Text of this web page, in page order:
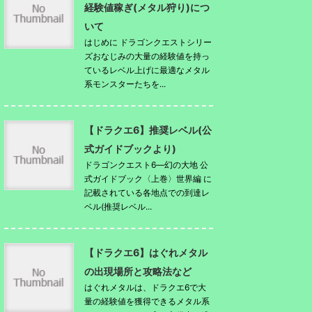
経験値稼ぎ(メタル狩り)につ
いて
はじめに ドラゴンクエストシリー
ズおなじみの大量の経験値を持っ
ているレベル上げに最適なメタル
系モンスターたちを...
【ドラクエ6】推奨レベル(公
式ガイドブックより)
ドラゴンクエスト6―幻の大地 公
式ガイドブック〈上巻〉世界編 に
記載されている各地点での到達レ
ベル(推奨レベル...
【ドラクエ6】はぐれメタル
の出現場所と攻略法など
はぐれメタルは、ドラクエ6で大
量の経験値を獲得できるメタル系